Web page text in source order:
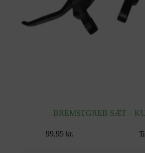
BREMSEGREB SÆT –
99,95 kr.